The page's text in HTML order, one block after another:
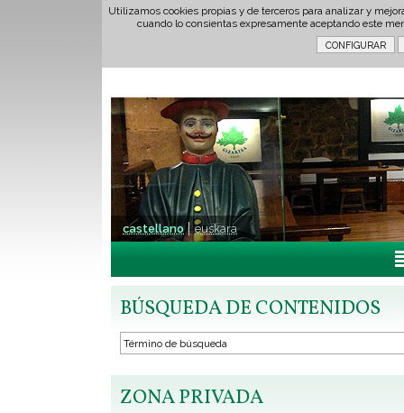
Utilizamos cookies propias y de terceros para analizar y
cuando lo consientas expresamente aceptando este
castellano euskara
BÚSQUEDA DE CONTENIDOS
ZONA PRIVADA